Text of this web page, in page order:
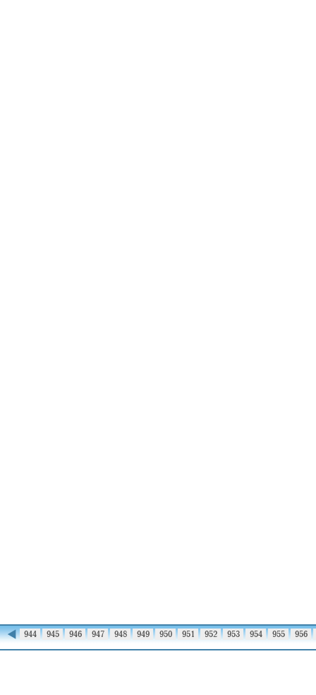
◀
943 944 945 946 947 948 949 950 951 952 953 954 955 956